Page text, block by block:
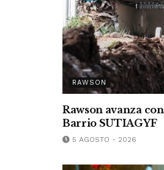
RAWSON
Rawson avanza
Barrio SUTIAGYF
5 AGOSTO - 2026